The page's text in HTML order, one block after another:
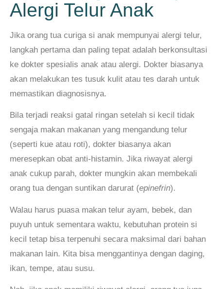
Alergi Telur Anak
Jika orang tua curiga si anak mempunyai alergi telur,
langkah pertama dan paling tepat adalah berkonsultasi
ke dokter spesialis anak atau alergi. Dokter biasanya
akan melakukan tes tusuk kulit atau tes darah untuk
memastikan diagnosisnya.
Bila terjadi reaksi gatal ringan setelah si kecil tidak
sengaja makan makanan yang mengandung telur
(seperti kue atau roti), dokter biasanya akan
meresepkan obat anti-histamin. Jika riwayat alergi
anak cukup parah, dokter mungkin akan membekali
orang tua dengan suntikan darurat (epinefrin).
Walau harus puasa makan telur ayam, bebek, dan
puyuh untuk sementara waktu, kebutuhan protein si
kecil tetap bisa terpenuhi secara maksimal dari bahan
makanan lain. Kita bisa menggantinya dengan daging,
ikan, tempe, atau susu.